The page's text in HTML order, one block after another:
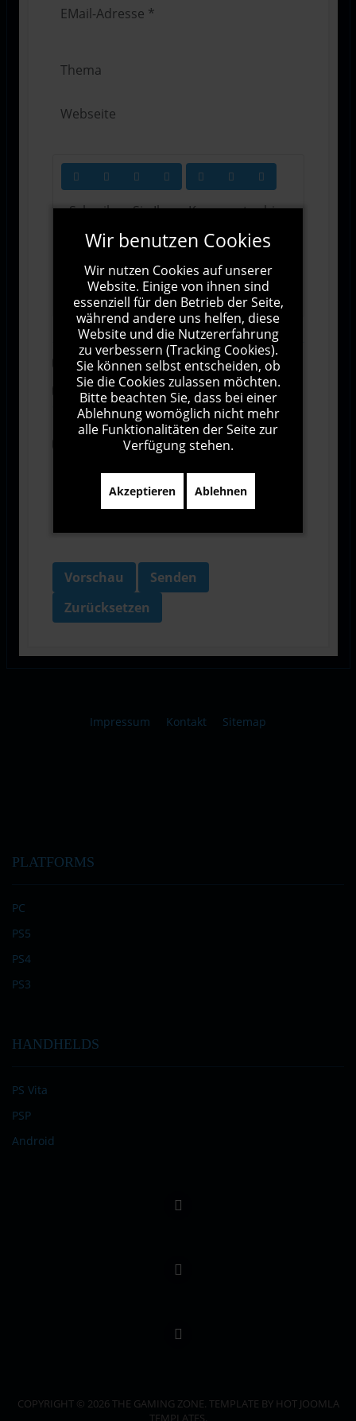
1000Zeichen übrig
Abonnieren
Ich stimme den Allgemeinen
Geschäftsbedingungen zu.
Ich bin damit einverstanden, dass diese Website
Vorschau
Senden
Zurücksetzen
Impressum Kontakt Sitemap
PLATFORMS
PC
PS5
PS4
PS3
HANDHELDS
PS Vita
PSP
Android
COPYRIGHT © 2026 THE GAMING ZONE. TEMPLATE BY HOT JOOMLA
TEMPLATES.
Wir benutzen Cookies
Wir nutzen Cookies auf unserer
Website. Einige von ihnen sind
essenziell für den Betrieb der Seite,
während andere uns helfen, diese
Website und die Nutzererfahrung
zu verbessern (Tracking Cookies).
Sie können selbst entscheiden, ob
Sie die Cookies zulassen möchten.
Bitte beachten Sie, dass bei einer
Ablehnung womöglich nicht mehr
alle Funktionalitäten der Seite zur
Verfügung stehen.
Akzeptieren Ablehnen